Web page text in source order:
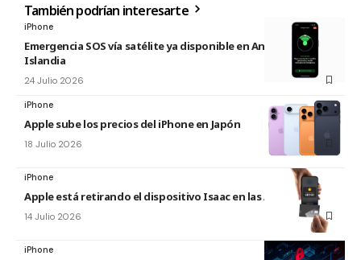
También podrían interesarte
iPhone
Emergencia SOS vía satélite ya disponible en Andorra e
Islandia
24 Julio 2026
iPhone
Apple sube los precios del iPhone en Japón
18 Julio 2026
iPhone
Apple está retirando el dispositivo Isaac en las Apple Store
14 Julio 2026
iPhone